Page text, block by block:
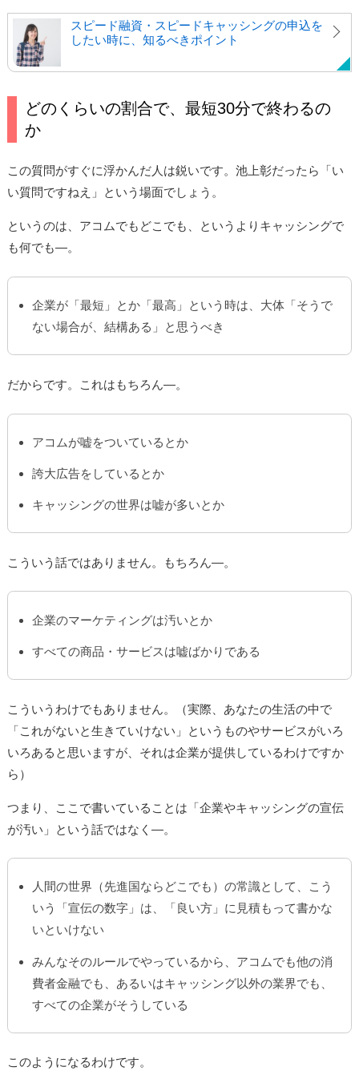
スピード融資・スピードキャッシングの申込を
したい時に、知るべきポイント
どのくらいの割合で、最短30分で終わるの
か
この質問がすぐに浮かんだ人は鋭いです。池上彰だったら「い
い質問ですねえ」という場面でしょう。
というのは、アコムでもどこでも、というよりキャッシングで
も何でも―。
企業が「最短」とか「最高」という時は、大体「そうで
ない場合が、結構ある」と思うべき
だからです。これはもちろん―。
アコムが嘘をついているとか
誇大広告をしているとか
キャッシングの世界は嘘が多いとか
こういう話ではありません。もちろん―。
企業のマーケティングは汚いとか
すべての商品・サービスは嘘ばかりである
こういうわけでもありません。（実際、あなたの生活の中で
「これがないと生きていけない」というものやサービスがいろ
いろあると思いますが、それは企業が提供しているわけですか
ら）
つまり、ここで書いていることは「企業やキャッシングの宣伝
が汚い」という話ではなく―。
人間の世界（先進国ならどこでも）の常識として、こう
いう「宣伝の数字」は、「良い方」に見積もって書かな
いといけない
みんなそのルールでやっているから、アコムでも他の消
費者金融でも、あるいはキャッシング以外の業界でも、
すべての企業がそうしている
このようになるわけです。